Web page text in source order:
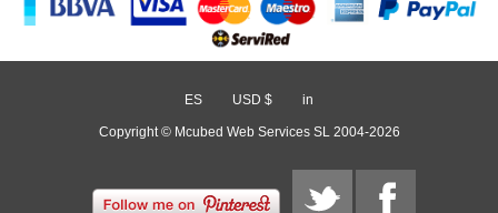
ES USD $ in
Copyright © Mcubed Web Services SL 2004-2026